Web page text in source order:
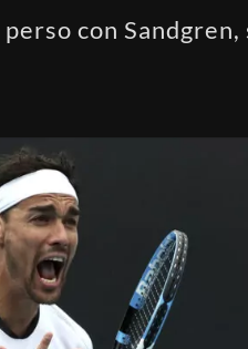
con